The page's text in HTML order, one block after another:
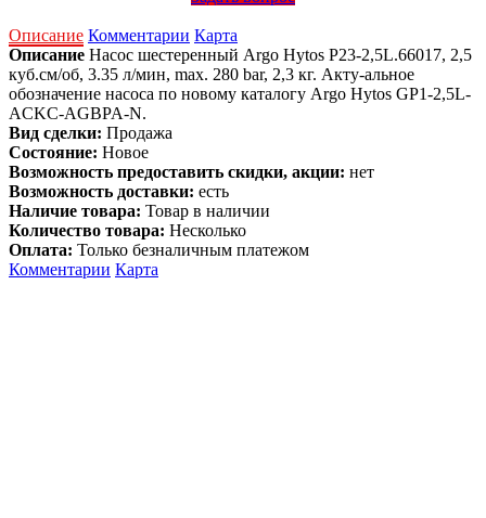
Описание Комментарии Карта
Описание Насос шестеренный Argo Hytos P23-2,5L.66017, 2,5
куб.см/об, 3.35 л/мин, max. 280 bar, 2,3 кг. Акту-альное
обозначение насоса по новому каталогу Argo Hytos GP1-2,5L-
ACKC-AGBPA-N.
Вид сделки: Продажа
Состояние: Новое
Возможность предоставить скидки, акции: нет
Возможность доставки: есть
Наличие товара: Товар в наличии
Количество товара: Несколько
Оплата: Только безналичным платежом
Комментарии Карта